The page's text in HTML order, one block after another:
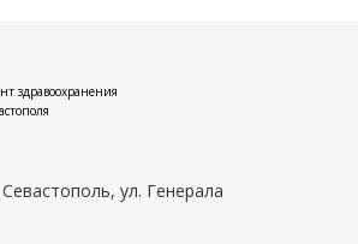
здравоохранения
ул. Генерала
ПРАВОВЫЕ АКТЫ